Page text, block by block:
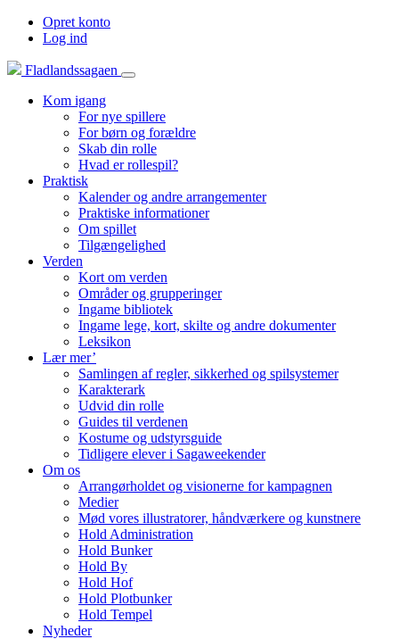
Opret konto
Log ind
Fladlandssagaen
Kom igang
For nye spillere
For børn og forældre
Skab din rolle
Hvad er rollespil?
Praktisk
Kalender og andre arrangementer
Praktiske informationer
Om spillet
Tilgængelighed
Verden
Kort om verden
Områder og grupperinger
Ingame bibliotek
Ingame lege, kort, skilte og andre dokumenter
Leksikon
Lær mer’
Samlingen af regler, sikkerhed og spilsystemer
Karakterark
Udvid din rolle
Guides til verdenen
Kostume og udstyrsguide
Tidligere elever i Sagaweekender
Om os
Arrangørholdet og visionerne for kampagnen
Medier
Mød vores illustratorer, håndværkere og kunstnere
Hold Administration
Hold Bunker
Hold By
Hold Hof
Hold Plotbunker
Hold Tempel
Nyheder